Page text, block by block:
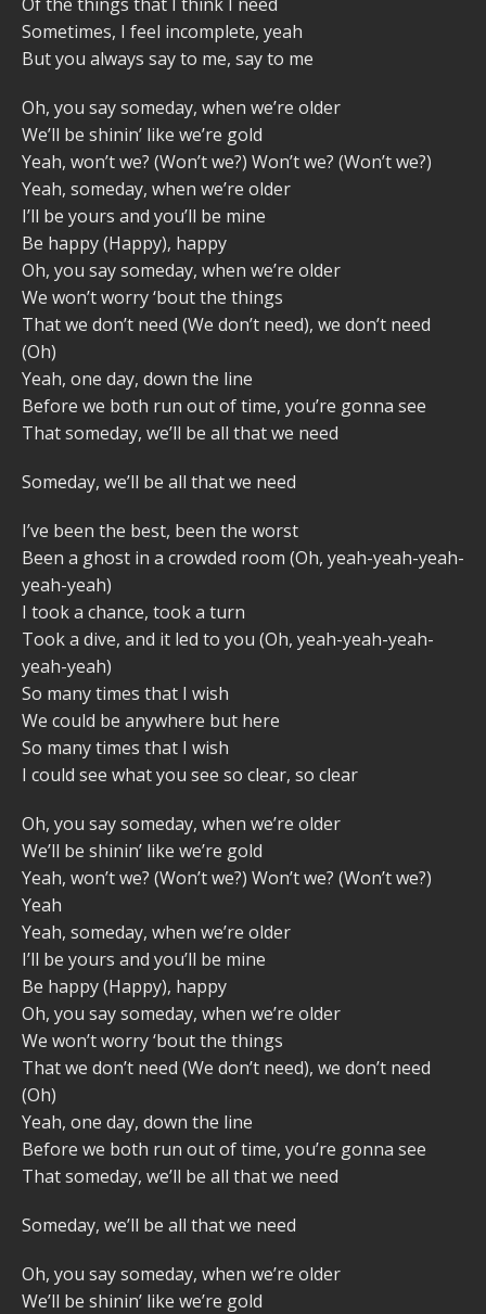
Sometimes, I feel incomplete, yeah
But you always say to me, say to me
Oh, you say someday, when we’re older
We’ll be shinin’ like we’re gold
Yeah, won’t we? (Won’t we?) Won’t we? (Won’t we?)
Yeah, someday, when we’re older
I’ll be yours and you’ll be mine
Be happy (Happy), happy
Oh, you say someday, when we’re older
We won’t worry ‘bout the things
That we don’t need (We don’t need), we don’t need
(Oh)
Yeah, one day, down the line
Before we both run out of time, you’re gonna see
That someday, we’ll be all that we need
Someday, we’ll be all that we need
I’ve been the best, been the worst
Been a ghost in a crowded room (Oh, yeah-yeah-yeah-
yeah-yeah)
I took a chance, took a turn
Took a dive, and it led to you (Oh, yeah-yeah-yeah-
yeah-yeah)
So many times that I wish
We could be anywhere but here
So many times that I wish
I could see what you see so clear, so clear
Oh, you say someday, when we’re older
We’ll be shinin’ like we’re gold
Yeah, won’t we? (Won’t we?) Won’t we? (Won’t we?)
Yeah
Yeah, someday, when we’re older
I’ll be yours and you’ll be mine
Be happy (Happy), happy
Oh, you say someday, when we’re older
We won’t worry ‘bout the things
That we don’t need (We don’t need), we don’t need
(Oh)
Yeah, one day, down the line
Before we both run out of time, you’re gonna see
That someday, we’ll be all that we need
Someday, we’ll be all that we need
Oh, you say someday, when we’re older
We’ll be shinin’ like we’re gold